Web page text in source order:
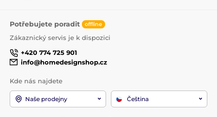
Potřebujete poradit offline
Zákaznický servis je k dispozici
+420 774 725 901
info@homedesignshop.cz
Kde nás najdete
Naše prodejny Čeština